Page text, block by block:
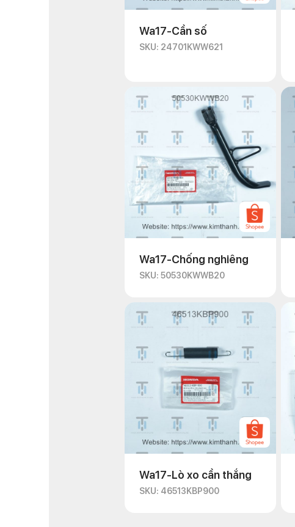
Wa17-Cần số
SKU: 24701KWW621
Wa17-Chống nghiêng
SKU: 50530KWWB20
Wa17-Lò xo cần thắng
SKU: 46513KBP900